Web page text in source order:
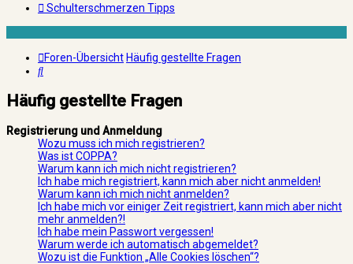
Schulterschmerzen Tipps
Foren-Übersicht Häufig gestellte Fragen
Suche
Häufig gestellte Fragen
Registrierung und Anmeldung
Wozu muss ich mich registrieren?
Was ist COPPA?
Warum kann ich mich nicht registrieren?
Ich habe mich registriert, kann mich aber nicht anmelden!
Warum kann ich mich nicht anmelden?
Ich habe mich vor einiger Zeit registriert, kann mich aber nicht
mehr anmelden?!
Ich habe mein Passwort vergessen!
Warum werde ich automatisch abgemeldet?
Wozu ist die Funktion „Alle Cookies löschen“?